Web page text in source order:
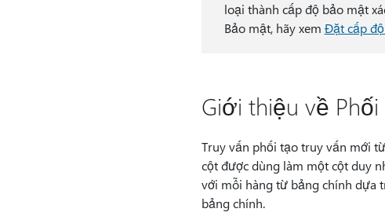
loại thành cấp độ bảo mật
Bảo mật, hãy xem Đặt cấp
Giới thiệu về
Truy vấn phối tạo truy vấn mới
cột được dùng làm một cột duy
với mỗi hàng từ bảng chính dựa
bảng chính.